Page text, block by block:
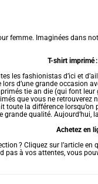
femme. Imaginées dans
T-shirt imprimé
les fashionistas d’ici et
d’une grande occasion
tie an die (qui font
que vous ne
toute la différence lorsqu’on
grande qualité.
Achetez en
? Cliquez sur l’article
pas à vos attentes, vous